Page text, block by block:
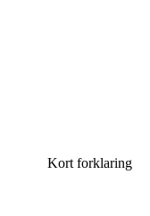
Kort forklaring